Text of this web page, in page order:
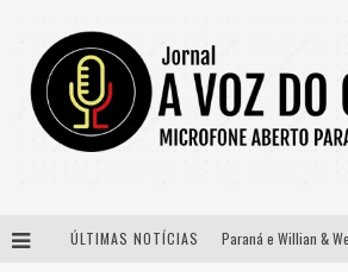
ÚLTIMAS NOTÍCIAS